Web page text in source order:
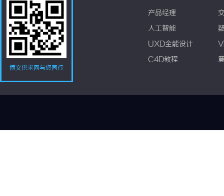
博文供求网与您同行
产品经理
人工智能
UXD全能设计
C4D教程